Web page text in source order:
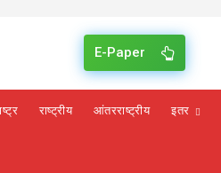
E-Paper
राष्ट्रीय आंतरराष्ट्रीय इतर